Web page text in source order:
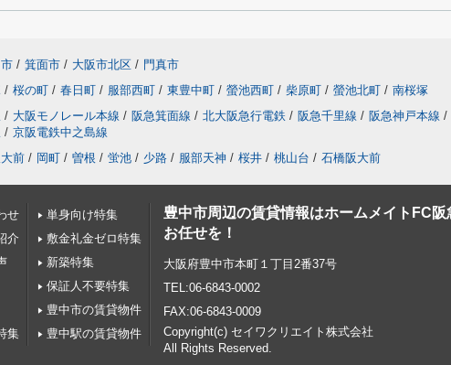
/ 箕面市 / 大阪市北区 / 門真市
/ 桜の町 / 春日町 / 服部西町 / 東豊中町 / 螢池西町 / 柴原町 / 螢池北町 / 南桜塚
/ 大阪モノレール本線 / 阪急箕面線 / 北大阪急行電鉄 / 阪急千里線 / 阪急神戸本線 /
/ 京阪電鉄中之島線
前 / 岡町 / 曽根 / 蛍池 / 少路 / 服部天神 / 桜井 / 桃山台 / 石橋阪大前
せ
介
集
単身向け特集
敷金礼金ゼロ特集
新築特集
保証人不要特集
豊中市の賃貸物件
豊中駅の賃貸物件
豊中市周辺の賃貸情報はホームメイトFC阪
お任せを！
大阪府豊中市本町１丁目2番37号
TEL:06-6843-0002
FAX:06-6843-0009
Copyright(c) セイワクリエイト株式会社
All Rights Reserved.